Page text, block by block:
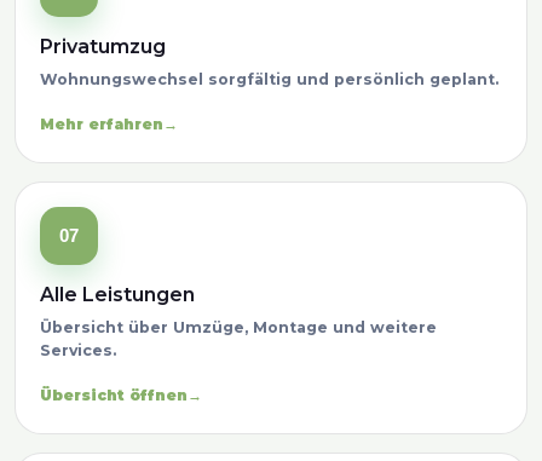
Privatumzug
Wohnungswechsel sorgfältig und persönlich geplant.
Mehr erfahren
07
Alle Leistungen
Übersicht über Umzüge, Montage und weitere
Services.
Übersicht öffnen